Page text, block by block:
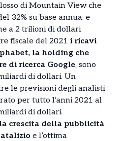
di Mountain View che
32% su base annua. e
a 2 trilioni di dollari
fiscale del 2021 i ricavi
la holding che
di ricerca Google, sono
di dollari. Un
le previsioni degli analisti
per tutto l’anni 2021 al
di dollari.
crescita della pubblicità
e l’ottima